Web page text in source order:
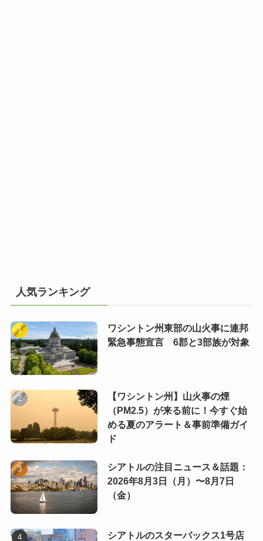
人気ランキング
ワシントン州東部の山火事に連邦
緊急事態宣言 6郡と3部族が対象
【ワシントン州】山火事の煙
（PM2.5）が来る前に！今すぐ始
める夏のアラート＆事前準備ガイ
ド
シアトルの注目ニュース＆話題：
2026年8月3日（月）〜8月7日
（金）
シアトルのスターバックス1号店